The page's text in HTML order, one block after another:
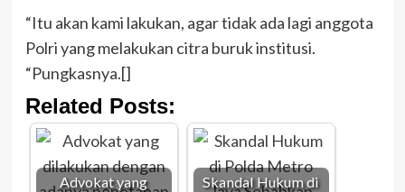
“Itu akan kami lakukan, agar tidak ada lagi anggota
Polri yang melakukan citra buruk institusi.
“Pungkasnya.[]
Related Posts:
Advokat yang
Skandal Hukum di